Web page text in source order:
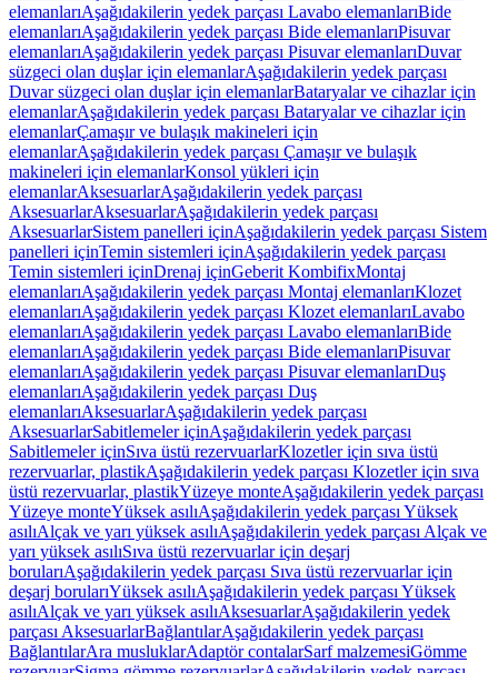
elemanlarıAşağıdakilerin yedek parçası Lavabo elemanlarıBide
elemanlarıAşağıdakilerin yedek parçası Bide elemanlarıPisuvar
elemanlarıAşağıdakilerin yedek parçası Pisuvar elemanlarıDuvar
süzgeci olan duşlar için elemanlarAşağıdakilerin yedek parçası
Duvar süzgeci olan duşlar için elemanlarBataryalar ve cihazlar için
elemanlarAşağıdakilerin yedek parçası Bataryalar ve cihazlar için
elemanlarÇamaşır ve bulaşık makineleri için
elemanlarAşağıdakilerin yedek parçası Çamaşır ve bulaşık
makineleri için elemanlarKonsol yükleri için
elemanlarAksesuarlarAşağıdakilerin yedek parçası
AksesuarlarAksesuarlarAşağıdakilerin yedek parçası
AksesuarlarSistem panelleri içinAşağıdakilerin yedek parçası Sistem
panelleri içinTemin sistemleri içinAşağıdakilerin yedek parçası
Temin sistemleri içinDrenaj içinGeberit KombifixMontaj
elemanlarıAşağıdakilerin yedek parçası Montaj elemanlarıKlozet
elemanlarıAşağıdakilerin yedek parçası Klozet elemanlarıLavabo
elemanlarıAşağıdakilerin yedek parçası Lavabo elemanlarıBide
elemanlarıAşağıdakilerin yedek parçası Bide elemanlarıPisuvar
elemanlarıAşağıdakilerin yedek parçası Pisuvar elemanlarıDuş
elemanlarıAşağıdakilerin yedek parçası Duş
elemanlarıAksesuarlarAşağıdakilerin yedek parçası
AksesuarlarSabitlemeler içinAşağıdakilerin yedek parçası
Sabitlemeler içinSıva üstü rezervuarlarKlozetler için sıva üstü
rezervuarlar, plastikAşağıdakilerin yedek parçası Klozetler için sıva
üstü rezervuarlar, plastikYüzeye monteAşağıdakilerin yedek parçası
Yüzeye monteYüksek asılıAşağıdakilerin yedek parçası Yüksek
asılıAlçak ve yarı yüksek asılıAşağıdakilerin yedek parçası Alçak ve
yarı yüksek asılıSıva üstü rezervuarlar için deşarj
borularıAşağıdakilerin yedek parçası Sıva üstü rezervuarlar için
deşarj borularıYüksek asılıAşağıdakilerin yedek parçası Yüksek
asılıAlçak ve yarı yüksek asılıAksesuarlarAşağıdakilerin yedek
parçası AksesuarlarBağlantılarAşağıdakilerin yedek parçası
BağlantılarAra musluklarAdaptör contalarSarf malzemesiGömme